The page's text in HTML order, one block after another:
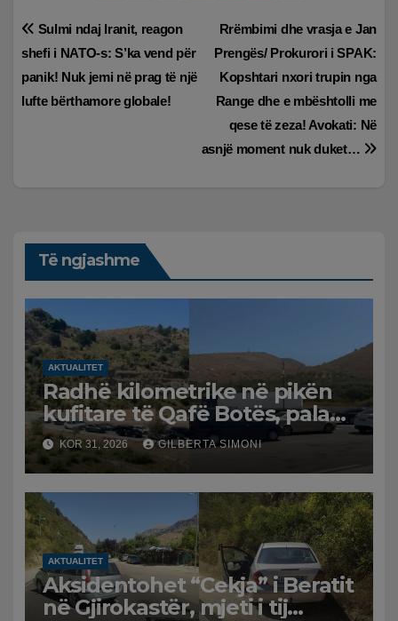
Lëvizje
te
postimet
Rrëmbimi dhe vrasja e Jan
Prengës/ Prokurori i SPAK:
Kopshtari nxori trupin nga
Range dhe e mbështolli me
qese të zeza! Avokati: Në
asnjë moment nuk duket…
Sulmi ndaj Iranit, reagon
shefi i NATO-s: S’ka vend për
panik! Nuk jemi në prag të një
lufte bërthamore globale!
Të ngjashme
AKTUALITET
Radhë kilometrike në pikën
kufitare të Qafë Botës, pala
greke raporton defekt në
sistem, qytetarët mbeten të
bllokuar
KOR 31, 2026 GILBERTA SIMONI
AKTUALITET
Aksidentohet “Cekja” i Beratit
në Gjirokastër, mjeti i tij